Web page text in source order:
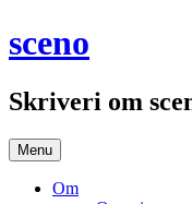
til
sceno
Skriveri om
Menu
Om